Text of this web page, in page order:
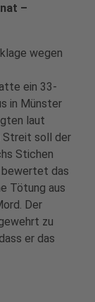
–
wegen
ein 33-
in Münster
laut
Streit soll der
Stichen
das
Tötung aus
Der
zu
er das